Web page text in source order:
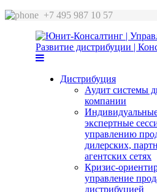
+7 495 987 10 57
Дистрибуция
Аудит системы
компании
экспертные
управлению
дилерских,
агентских сетях
Кризис-
управление
дистрибуцией